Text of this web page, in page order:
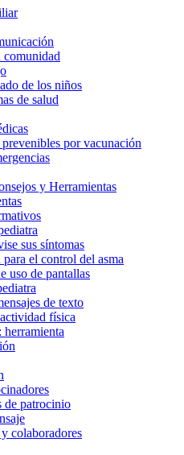
comunidad
de los niños
de salud
por vacunación
y Herramientas
sus síntomas
el control del asma
uso de pantallas
de texto
física
herramienta
de patrocinio
colaboradores